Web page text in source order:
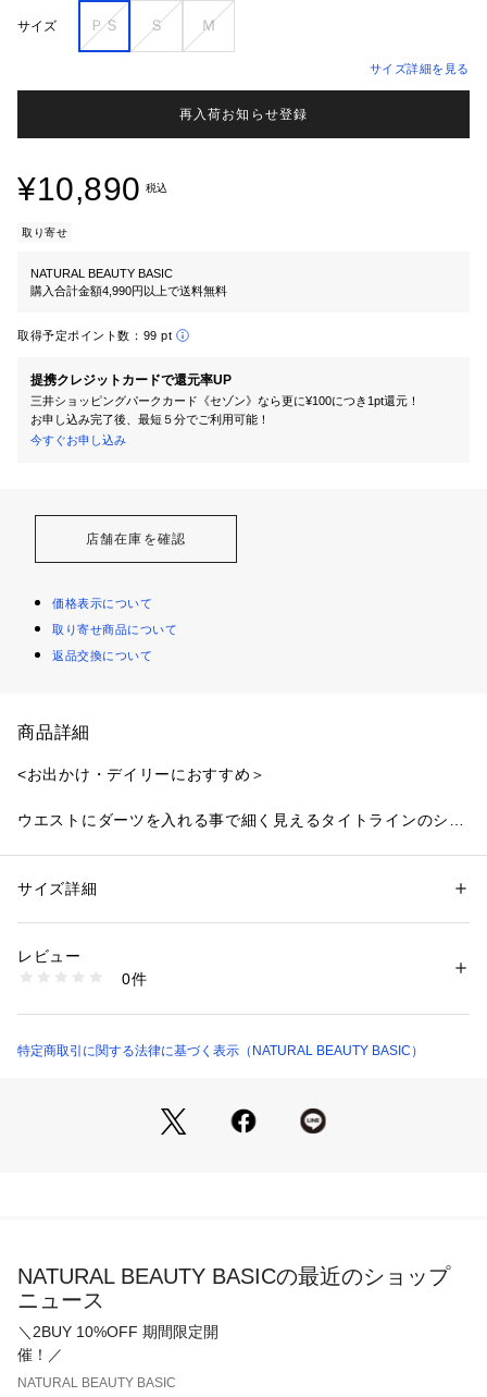
サイズ ＰＳ Ｓ Ｍ
サイズ詳細を見る
再入荷お知らせ登録
¥10,890 税込
取り寄せ
NATURAL BEAUTY BASIC
購入合計金額4,990円以上で送料無料
取得予定ポイント数： 99 pt
提携クレジットカードで還元率UP
三井ショッピングパークカード《セゾン》なら更に¥100につき1pt還元！
お申し込み完了後、最短５分でご利用可能！
今すぐお申し込み
店舗在庫を確認
価格表示について
取り寄せ商品について
返品交換について
商品詳細
<お出かけ・デイリーにおすすめ＞
ウエストにダーツを入れる事で細く見えるタイトラインのシル
なタイトシルエットの後ろはセンタースリット入りで、歩きや
プスとレイヤードしたヘルシーな着こなしもオススメです。
透け感・なし / 光沢・なし / 伸縮性・なし
性別：レディース
素材：（表生地）ポリエステル 62% レーヨン 30% ポリウレタン 8%（裏
生産国：中国製
洗濯：40℃非常に弱い 漂白× アイロン110℃ ドライ弱い タンブル乾燥×
※詳しい洗濯方法については、商品の品質表示タグをご覧ください
0174140516 （ショップ）
サイズ詳細
レビュー
0件
特定商取引に関する法律に基づく表示（NATURAL BEAUTY BASIC）
NATURAL BEAUTY BASICの最近のショップ
ニュース
＼2BUY 10%OFF 期間限定開
催！／
NATURAL BEAUTY BASIC